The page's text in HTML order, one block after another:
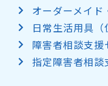
オーダーメイ
日常生活用具（
障害者相談支援
指定障害者相談